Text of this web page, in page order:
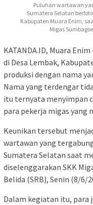
Puluhan wartawan
Sumatera Selatan
Kabupaten Muara Enim,
Migas
KATANDA.ID, Muara
di Desa Lembak,
produksi dengan nama
Nama yang terdengar
itu ternyata menyimpan
para pekerja migas yang
Keunikan tersebut
wartawan yang
Sumatera Selatan saat
diselenggarakan SKK
Belida (SRB), Senin (8/6/
Dalam kegiatan itu, para